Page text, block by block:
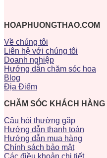
HOAPHUONGTHAO.COM
Về chúng tôi
Liên hệ với chúng tôi
Doanh nghiệp
Hướng dẫn chăm sóc hoa
Blog
Địa Điểm
CHĂM SÓC KHÁCH HÀNG
Câu hỏi thường gặp
Hướng dẫn thanh toán
Hướng dẫn mua hàng
Chính sách bảo mật
Các điều khoản chi tiết